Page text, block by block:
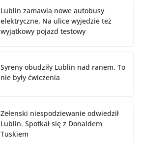
Lublin zamawia nowe autobusy
elektryczne. Na ulice wyjedzie też
wyjątkowy pojazd testowy
Syreny obudziły Lublin nad ranem. To
nie były ćwiczenia
Zełenski niespodziewanie odwiedził
Lublin. Spotkał się z Donaldem
Tuskiem